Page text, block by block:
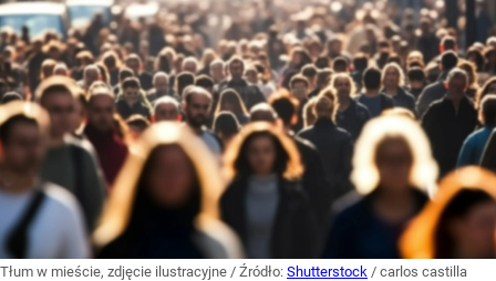
Tłum w mieście, zdjęcie ilustracyjne / Źródło: Shutterstock / carlos castilla